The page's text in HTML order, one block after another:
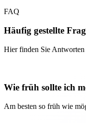
FAQ
Häufig gestellte
Hier finden Sie Antworten
Wie früh sollte ich
Am besten so früh wie